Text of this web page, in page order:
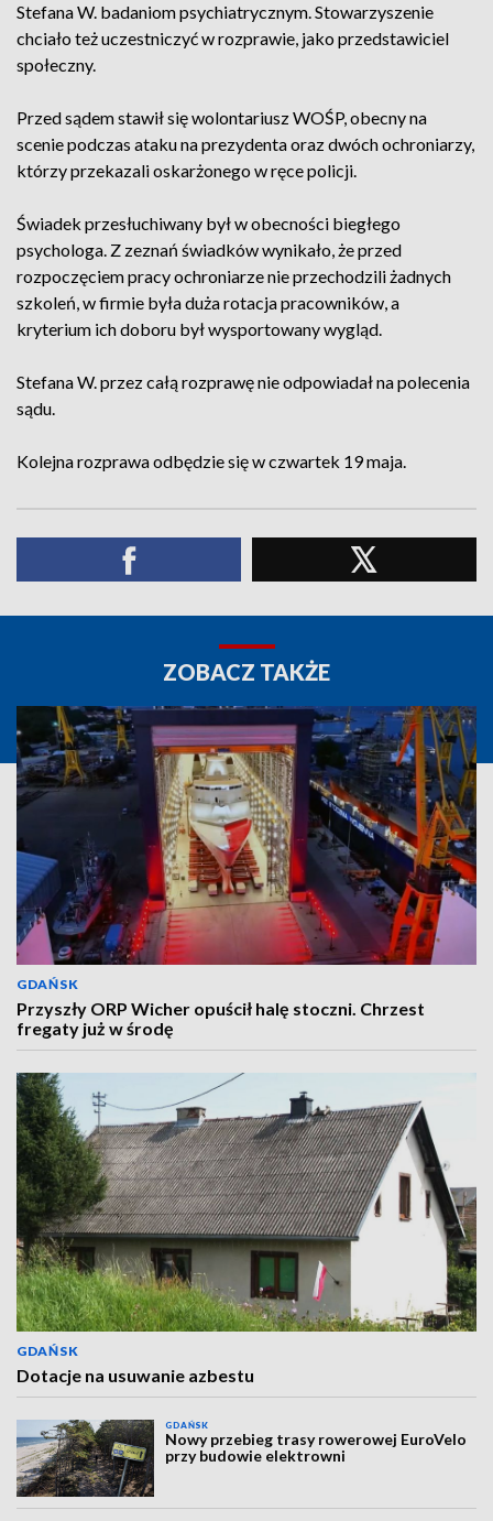
Stefana W. badaniom psychiatrycznym. Stowarzyszenie
chciało też uczestniczyć w rozprawie, jako przedstawiciel
społeczny.
Przed sądem stawił się wolontariusz WOŚP, obecny na
scenie podczas ataku na prezydenta oraz dwóch ochroniarzy,
którzy przekazali oskarżonego w ręce policji.
Świadek przesłuchiwany był w obecności biegłego
psychologa. Z zeznań świadków wynikało, że przed
rozpoczęciem pracy ochroniarze nie przechodzili żadnych
szkoleń, w firmie była duża rotacja pracowników, a
kryterium ich doboru był wysportowany wygląd.
Stefana W. przez całą rozprawę nie odpowiadał na polecenia
sądu.
Kolejna rozprawa odbędzie się w czwartek 19 maja.
ZOBACZ TAKŻE
GDAŃSK
Przyszły ORP Wicher opuścił halę stoczni. Chrzest
fregaty już w środę
GDAŃSK
Dotacje na usuwanie azbestu
GDAŃSK
Nowy przebieg trasy rowerowej EuroVelo
przy budowie elektrowni